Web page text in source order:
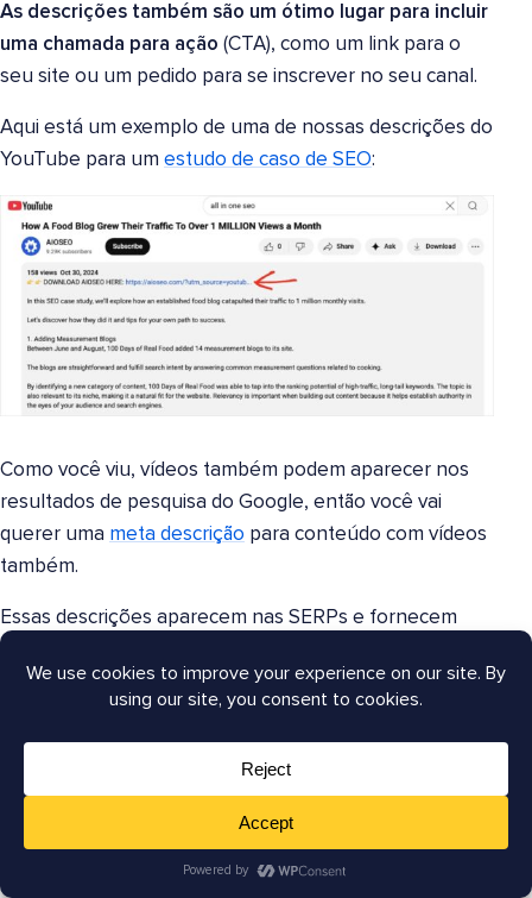
As descrições também são um ótimo lugar para incluir
uma chamada para ação (CTA), como um link para o
seu site ou um pedido para se inscrever no seu canal.
Aqui está um exemplo de uma de nossas descrições do
YouTube para um estudo de caso de SEO:
Como você viu, vídeos também podem aparecer nos
resultados de pesquisa do Google, então você vai
querer uma meta descrição para conteúdo com vídeos
também.
Essas descrições aparecem nas SERPs e fornecem
clicarem.
as escreve automaticamente para você
(Para fazer isso, siga o mesmo processo que
descrevemos para gerar títulos de SEO. Mas clique no
botão gerar ao lado da meta descrição em vez do